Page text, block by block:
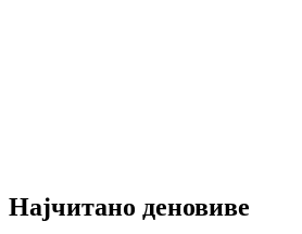
Најчитано деновиве